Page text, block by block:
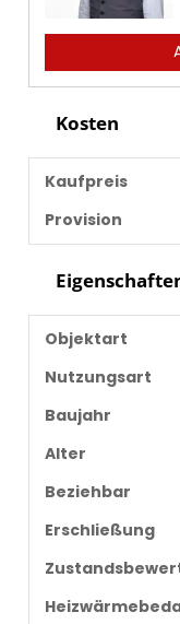
Kosten
Kaufpreis
Provision
Objektart
Nutzungsart
Baujahr
Alter
Beziehbar
Erschließung